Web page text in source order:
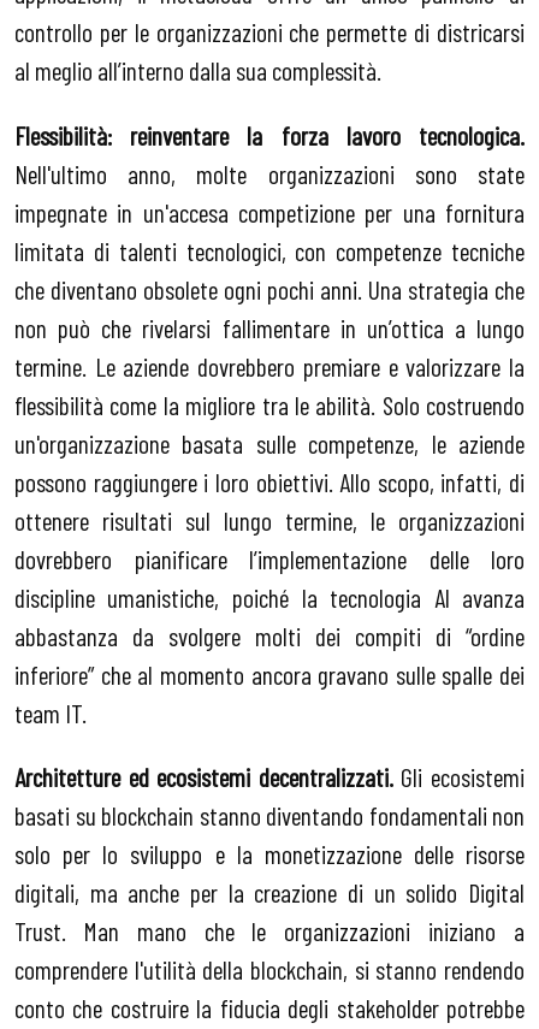
controllo per le organizzazioni che permette di districarsi
al meglio all’interno dalla sua complessità.
Flessibilità: reinventare la forza lavoro tecnologica.
Nell'ultimo anno, molte organizzazioni sono state
impegnate in un'accesa competizione per una fornitura
limitata di talenti tecnologici, con competenze tecniche
che diventano obsolete ogni pochi anni. Una strategia che
non può che rivelarsi fallimentare in un’ottica a lungo
termine. Le aziende dovrebbero premiare e valorizzare la
flessibilità come la migliore tra le abilità. Solo costruendo
un'organizzazione basata sulle competenze, le aziende
possono raggiungere i loro obiettivi. Allo scopo, infatti, di
ottenere risultati sul lungo termine, le organizzazioni
dovrebbero pianificare l’implementazione delle loro
discipline umanistiche, poiché la tecnologia Al avanza
abbastanza da svolgere molti dei compiti di “ordine
inferiore” che al momento ancora gravano sulle spalle dei
team IT.
Architetture ed ecosistemi decentralizzati. Gli ecosistemi
basati su blockchain stanno diventando fondamentali non
solo per lo sviluppo e la monetizzazione delle risorse
digitali, ma anche per la creazione di un solido Digital
Trust. Man mano che le organizzazioni iniziano a
comprendere l'utilità della blockchain, si stanno rendendo
conto che costruire la fiducia degli stakeholder potrebbe